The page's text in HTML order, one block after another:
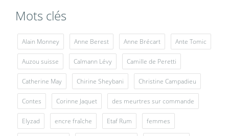
Mots clés
Alain Monney Anne Berest Anne Brécart Ante Tomic
Auzou suisse Calmann Lévy Camille de Peretti
Catherine May Chirine Sheybani Christine Campadieu
Contes Corinne Jaquet des meurtres sur commande
Elyzad encre fraîche Etaf Rum femmes